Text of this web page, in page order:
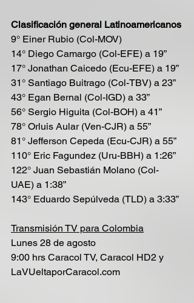
Clasificación general Latinoamericanos
9° Einer Rubio (Col-MOV)
14° Diego Camargo (Col-EFE) a 19”
17° Jonathan Caicedo (Ecu-EFE) a 19”
31° Santiago Buitrago (Col-TBV) a 23”
43° Egan Bernal (Col-IGD) a 33”
56° Sergio Higuita (Col-BOH) a 41”
78° Orluis Aular (Ven-CJR) a 55”
81° Jefferson Cepeda (Ecu-CJR) a 55”
110° Eric Fagundez (Uru-BBH) a 1:26”
122° Juan Sebastián Molano (Col-
UAE) a 1:38”
143° Eduardo Sepúlveda (TLD) a 3:33”
Transmisión TV para Colombia
Lunes 28 de agosto
9:00 hrs Caracol TV, Caracol HD2 y
LaVUeltaporCaracol.com